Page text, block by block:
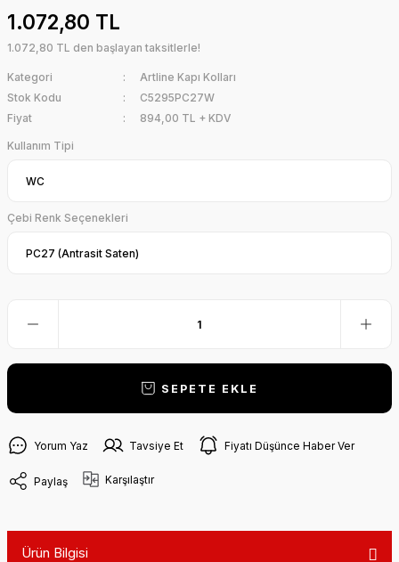
1.072,80 TL
1.072,80 TL den başlayan taksitlerle!
Kategori
Artline Kapı Kolları
Stok Kodu
C5295PC27W
Fiyat
894,00 TL + KDV
Kullanım Tipi
Çebi Renk Seçenekleri
SEPETE EKLE
Yorum Yaz Tavsiye Et Fiyatı Düşünce Haber Ver
Paylaş Karşılaştır
Ürün Bilgisi